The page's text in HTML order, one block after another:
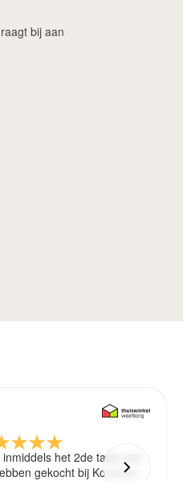
bij aan
het 2de tapijt wat
gekocht bij Koreman.